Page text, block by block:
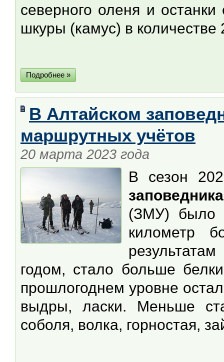
северного оленя и
шкуры (камус) в количестве
Подробнее »
В Алтайском
маршрутных учётов
20 марта 2023 года
В сезон
заповедника
(ЗМУ) было
километр
годом, стало больше
прошлогоднем уровне
выдры, ласки. Меньше
соболя, волка, горностая,